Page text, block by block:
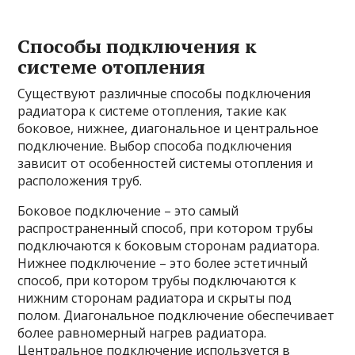
Способы подключения к
системе отопления
Существуют различные способы подключения
радиатора к системе отопления, такие как
боковое, нижнее, диагональное и центральное
подключение. Выбор способа подключения
зависит от особенностей системы отопления и
расположения труб.
Боковое подключение – это самый
распространенный способ, при котором трубы
подключаются к боковым сторонам радиатора.
Нижнее подключение – это более эстетичный
способ, при котором трубы подключаются к
нижним сторонам радиатора и скрыты под
полом. Диагональное подключение обеспечивает
более равномерный нагрев радиатора.
Центральное подключение используется в